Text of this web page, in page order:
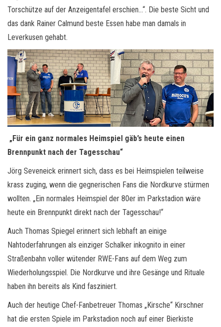
Torschütze auf der Anzeigentafel erschien…“. Die beste Sicht und
das dank Rainer Calmund beste Essen habe man damals in
Leverkusen gehabt.
„Für ein ganz normales Heimspiel gäb’s heute einen
Brennpunkt nach der Tagesschau“
Jörg Seveneick erinnert sich, dass es bei Heimspielen teilweise
krass zuging, wenn die gegnerischen Fans die Nordkurve stürmen
wollten. „Ein normales Heimspiel der 80er im Parkstadion wäre
heute ein Brennpunkt direkt nach der Tagesschau!“
Auch Thomas Spiegel erinnert sich lebhaft an einige
Nahtoderfahrungen als einziger Schalker inkognito in einer
Straßenbahn voller wütender RWE-Fans auf dem Weg zum
Wiederholungsspiel. Die Nordkurve und ihre Gesänge und Rituale
haben ihn bereits als Kind fasziniert.
Auch der heutige Chef-Fanbetreuer Thomas „Kirsche“ Kirschner
hat die ersten Spiele im Parkstadion noch auf einer Bierkiste